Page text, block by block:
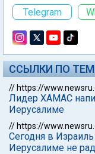
Telegram
ССЫЛКИ ПО
// https://
Лидер ХАМАС
Иерусалиме
// https://
Сегодня в
Иерусалиме не